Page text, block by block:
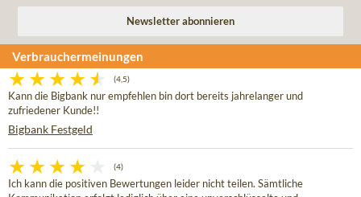
Verbrauchermeinungen
(4,5)
Kann die Bigbank nur empfehlen bin dort bereits jahrelanger und
zufriedener Kunde!!
Bigbank Festgeld
(4)
Ich kann die positiven Bewertungen leider nicht teilen. Sämtliche